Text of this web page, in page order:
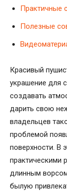
Практичные
Полезные
Красивый
украшение для
создавать
дарить свою
владельцев
проблемой
поверхности. В
практическими
длинным
былую